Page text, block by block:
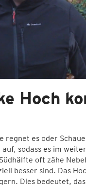
Hoch
regnet es oder
sodass es im
oft zähe
besser sind. Das
Dies bedeutet,